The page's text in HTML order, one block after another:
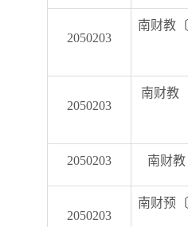
2050203
南财教
2050203
南财教
2050203 南财
2050203
南财预